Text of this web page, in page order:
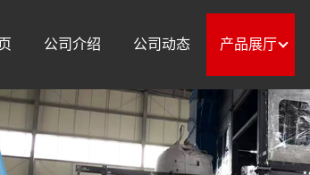
公司介绍 公司动态 产品展厅